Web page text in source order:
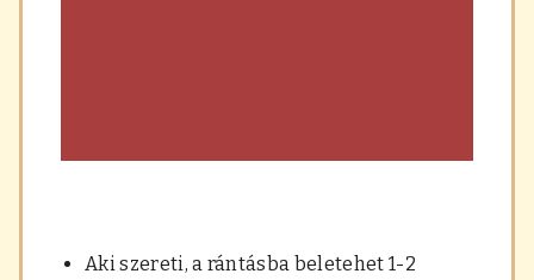
Aki szereti, a rántásba beletehet 1-2